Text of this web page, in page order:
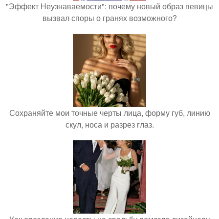
"Эффект Неузнаваемости": почему новый образ певицы
вызвал споры о гранях возможного?
Сохраняйте мои точные черты лица, форму губ, линию
скул, носа и разрез глаз.